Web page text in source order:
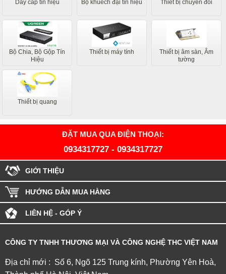
Dây cáp tín hiệu Bộ khuếch đại tín hiệu Thiết bị chuyển đổi
Bộ Chia, Bộ Gộp Tín
Hiệu
Thiết bị máy tính
Thiết bị âm sàn, Âm
tường
Thiết bị quang
ĐẶT MUA QUA ĐIỆN THOẠI:
0934317727 - 0934317727
GIỚI THIỆU
HƯỚNG DẪN MUA HÀNG
LIÊN HỆ - GÓP Ý
CÔNG TY TNHH THƯƠNG MẠI VÀ CÔNG NGHỆ THC VIỆT NAM
Địa chỉ mới : Số 6, Ngõ 125 Trung kính, Phường Yên Hoà,